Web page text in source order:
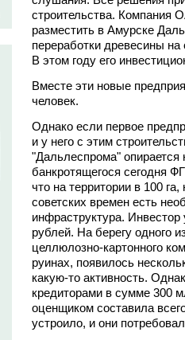
строительства. Компания
разместить в Амурске
переработки древесины
В этом году его
Вместе эти новые
человек.
Однако если первое
и у него с этим
"Дальлеспрома"
банкротящегося сегодня
что на территории в 100
советских времен есть
инфраструктура.
рублей. На берегу одного
целлюлозно-картонного
руинах, появилось
какую-то активность.
кредиторами в сумме 300
оценщиком составила
устроило, и они